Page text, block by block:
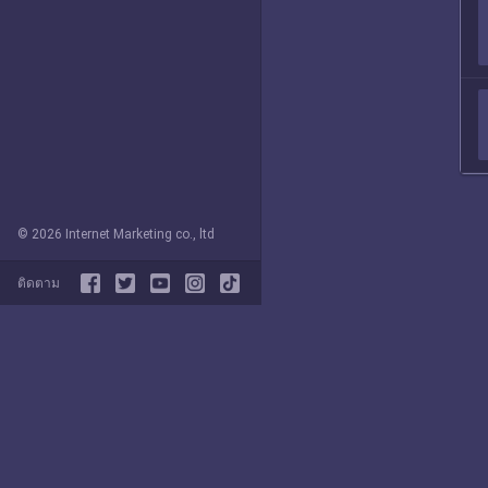
© 2026 Internet Marketing co., ltd
ติดตาม